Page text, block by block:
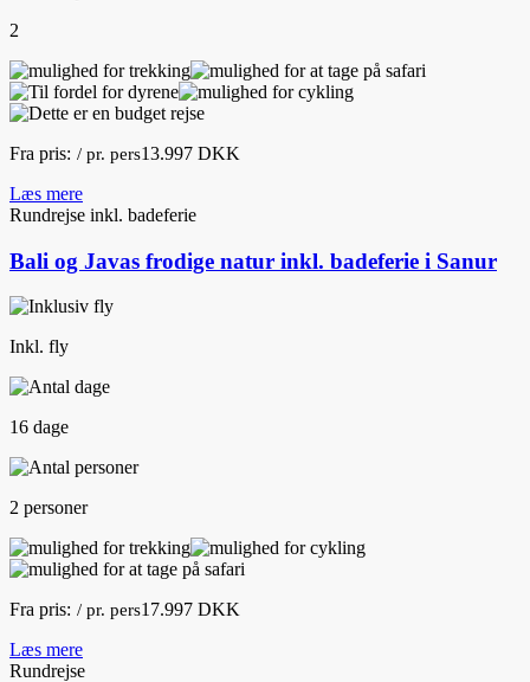
2
Fra pris: / pr. pers13.997 DKK
Læs mere
Rundrejse inkl. badeferie
Bali og Javas frodige natur inkl. badeferie i Sanur
Inkl. fly
16 dage
2 personer
Fra pris: / pr. pers17.997 DKK
Læs mere
Rundrejse